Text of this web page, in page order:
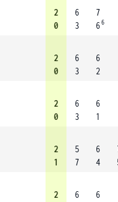
2
0
6
3
7
66
2
0
6
3
6
2
2
0
6
3
6
1
2
1
5
7
6
4
2
6
6